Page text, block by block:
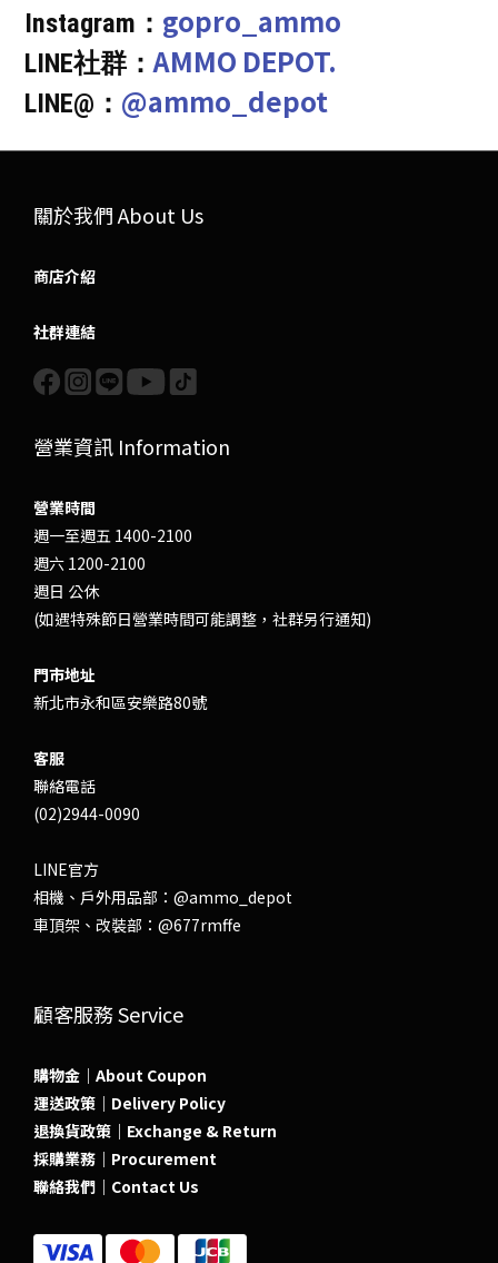
Instagram： gopro_ammo
LINE社群：AMMO DEPOT.
LINE@： @ammo_depot
關於我們 About Us
商店介紹
社群連結
營業資訊 Information
營業時間
週一至週五 1400-2100
週六 1200-2100
週日 公休
(如遇特殊節日營業時間可能調整，社群另行通知)
門市地址
新北市永和區安樂路80號
客服
聯絡電話
(02)2944-0090
LINE官方
相機、戶外用品部： @ammo_depot
車頂架、改裝部： @677rmffe
顧客服務 Service
購物金｜About Coupon
運送政策｜Delivery Policy
退換貨政策｜Exchange & Return
採購業務｜Procurement
聯絡我們｜Contact Us